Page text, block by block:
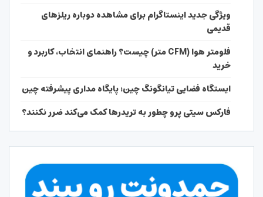
ویژگی جدید اینستاگرام برای مشاهده دوباره ریلزهای
قدیمی
فلومتر هوا (CFM متر) چیست؟ راهنمای انتخاب، کاربرد و
خرید
ایستگاه فضایی تیانگونگ چین؛ پایگاه مداری پیشرفته چین
فارکس سیتی پرو چطور به تریدرها کمک می‌کند ضرر نکنند؟